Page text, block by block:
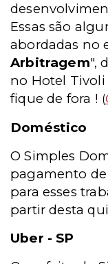
Essas são
abordadas no
Arbitragem",
no Hotel Tivoli
fique de fora ! (
Doméstico
O Simples
pagamento
para esses
partir desta
Uber - SP